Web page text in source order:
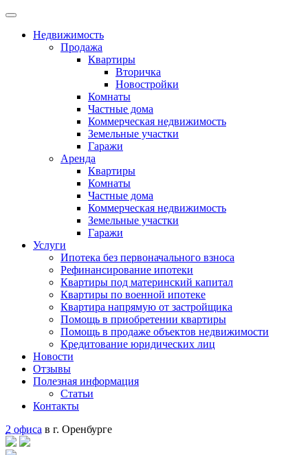
Недвижимость
Продажа
Квартиры
Вторичка
Новостройки
Комнаты
Частные дома
Коммерческая недвижимость
Земельные участки
Гаражи
Аренда
Квартиры
Комнаты
Частные дома
Коммерческая недвижимость
Земельные участки
Гаражи
Услуги
Ипотека без первоначального взноса
Рефинансирование ипотеки
Квартиры под материнский капитал
Квартиры по военной ипотеке
Квартира напрямую от застройщика
Помощь в приобретении квартиры
Помощь в продаже объектов недвижимости
Кредитование юридических лиц
Новости
Отзывы
Полезная информация
Статьи
Контакты
2 офиса в г. Оренбурге